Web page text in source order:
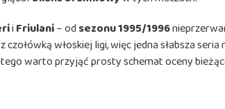
i Friulani– od sezonu 1995/1996
czołówką włoskiej ligi, więc jedna słabsza
warto przyjąć prosty schemat oceny